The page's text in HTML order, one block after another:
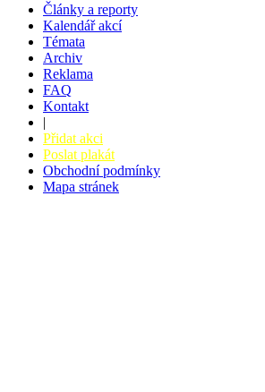
Články a reporty
Kalendář akcí
Témata
Archiv
Reklama
FAQ
Kontakt
|
Přidat akci
Poslat plakát
Obchodní podmínky
Mapa stránek